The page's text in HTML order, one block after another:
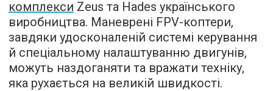
комплекси Zeus та Hades українського
виробництва. Маневрені FPV-коптери,
завдяки удосконаленій системі керування
й спеціальному налаштуванню двигунів,
можуть наздоганяти та вражати техніку,
яка рухається на великій швидкості.